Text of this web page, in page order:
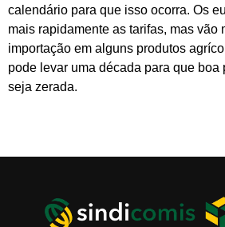
calendário para que isso ocorra. Os
mais rapidamente as tarifas, mas vão
importação em alguns produtos
pode levar uma década para que boa
seja zerada.